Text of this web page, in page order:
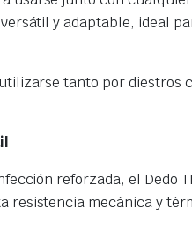
y adaptable, ideal
tanto por
reforzada, el
resistencia mecánica y